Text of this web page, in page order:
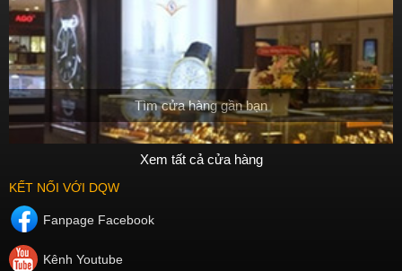
Tìm cửa hàng gần bạn
Xem tất cả cửa hàng
KẾT NỐI VỚI DQW
Fanpage Facebook
Kênh Youtube